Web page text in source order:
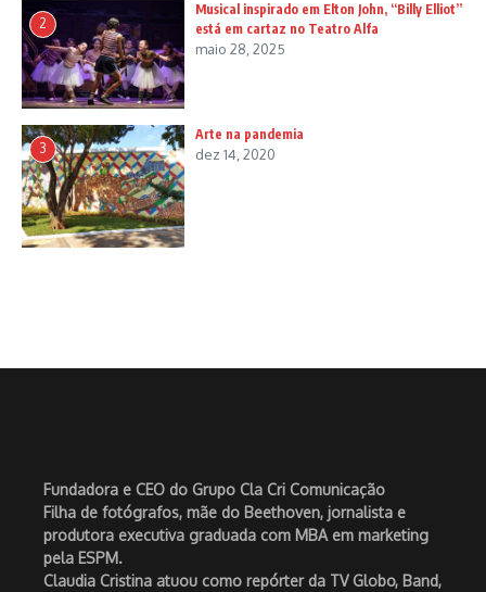
2
Musical inspirado em Elton John, “Billy Elliot”
está em cartaz no Teatro Alfa
maio 28, 2025
3
Arte na pandemia
dez 14, 2020
Fundadora e CEO do Grupo Cla Cri Comunicação
Filha de fotógrafos, mãe do Beethoven, jornalista e
produtora executiva graduada com MBA em marketing
pela ESPM.
Claudia Cristina atuou como repórter da TV Globo, Band,